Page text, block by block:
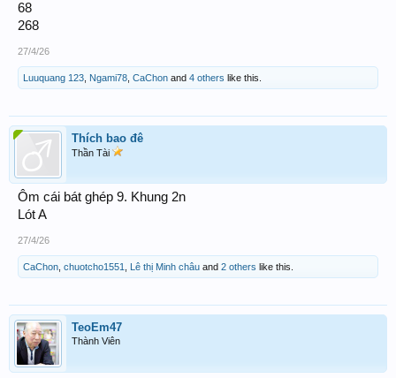
68
268
27/4/26
Luuquang 123 Ngami78 CaChon and 4 others like this.
Thích bao đê
Thần Tài
Ôm cái bát ghép 9. Khung 2n
Lót A
27/4/26
CaChon chuotcho1551 Lê thị Minh châu and 2 others like this.
TeoEm47
Thành Viên